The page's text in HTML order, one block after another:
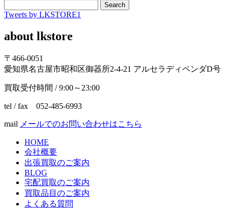
Search
Tweets by LKSTORE1
about lkstore
〒466-0051
愛知県名古屋市昭和区御器所2-4-21 アルセラディペンダD号
買取受付時間 / 9:00～23:00
tel / fax 052-485-6993
mail メールでのお問い合わせはこちら
HOME
会社概要
出張買取のご案内
BLOG
宅配買取のご案内
買取品目のご案内
よくある質問